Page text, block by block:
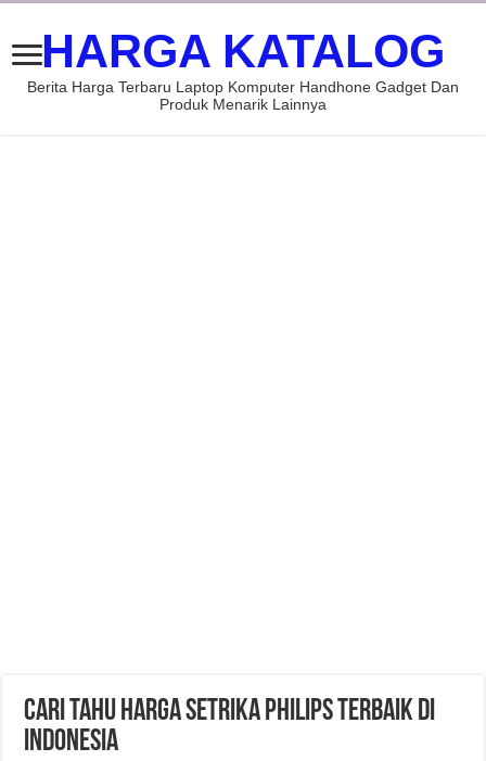
HARGA KATALOG
Berita Harga Terbaru Laptop Komputer Handhone Gadget Dan
Produk Menarik Lainnya
Cari Tahu Harga Setrika Philips Terbaik di
Indonesia